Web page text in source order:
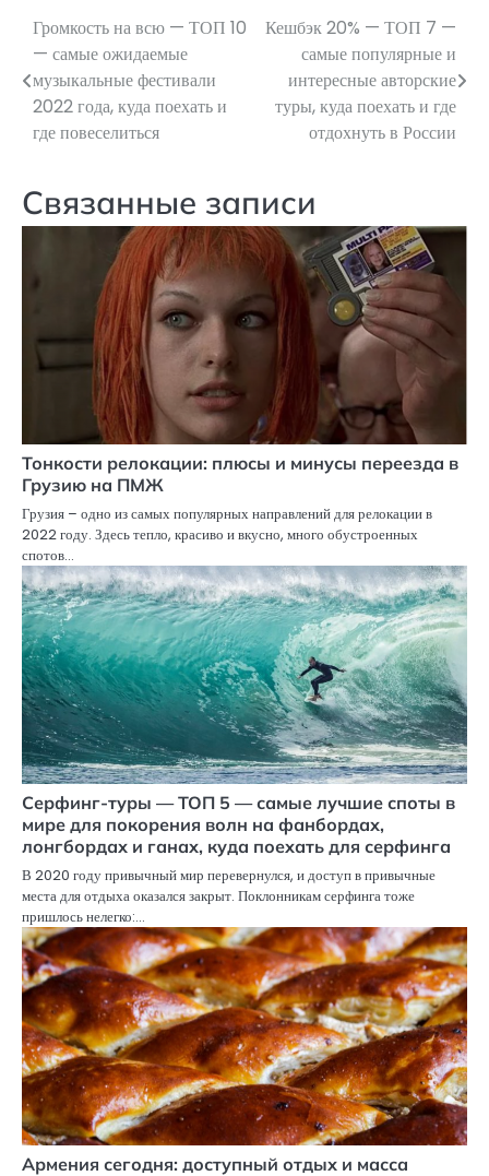
Навигация
по
записям
Громкость на всю — ТОП 10
— самые ожидаемые
музыкальные фестивали
2022 года, куда поехать и
где повеселиться
Кешбэк 20% — ТОП 7 —
самые популярные и
интересные авторские
туры, куда поехать и где
отдохнуть в России
Связанные записи
Тонкости релокации: плюсы и минусы переезда в
Грузию на ПМЖ
Грузия – одно из самых популярных направлений для релокации в
2022 году. Здесь тепло, красиво и вкусно, много обустроенных
спотов…
Серфинг-туры — ТОП 5 — самые лучшие споты в
мире для покорения волн на фанбордах,
лонгбордах и ганах, куда поехать для серфинга
В 2020 году привычный мир перевернулся, и доступ в привычные
места для отдыха оказался закрыт. Поклонникам серфинга тоже
пришлось нелегко:…
Армения сегодня: доступный отдых и масса